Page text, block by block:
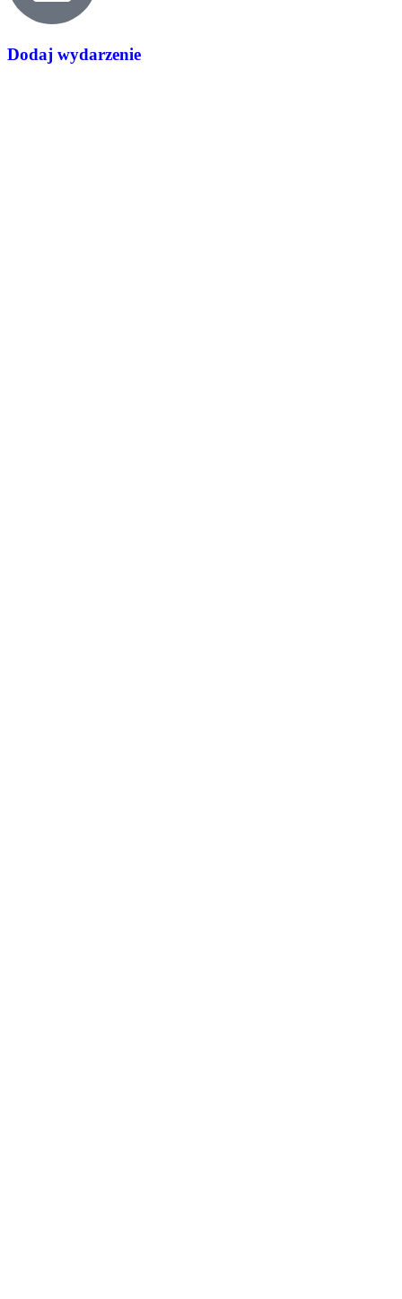
Dodaj wydarzenie